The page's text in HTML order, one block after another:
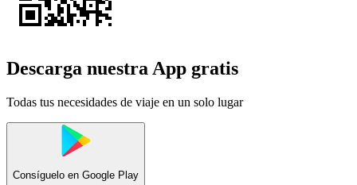
Descarga nuestra App gratis
Todas tus necesidades de viaje en un solo lugar
Consíguelo en Google Play